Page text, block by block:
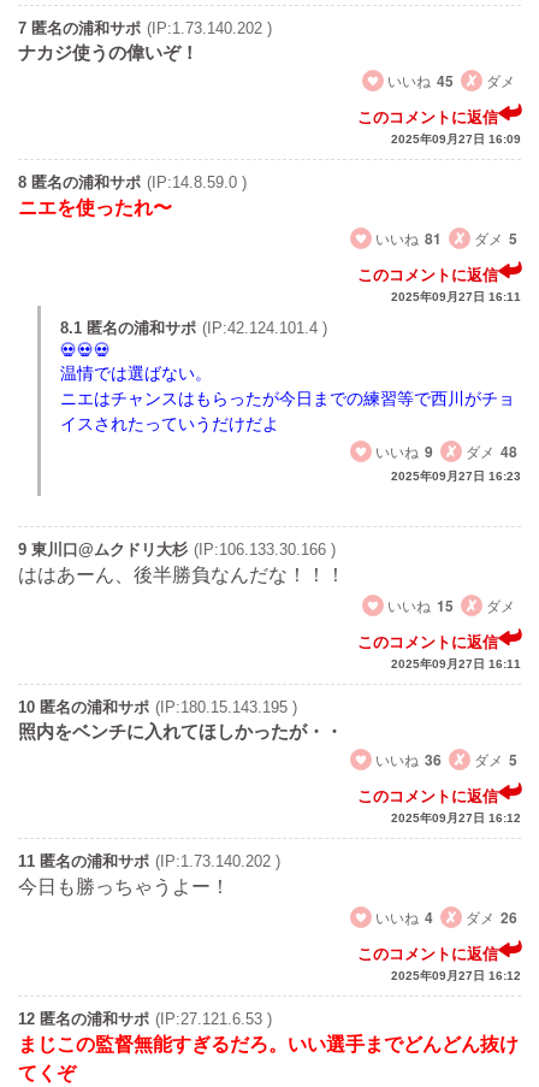
7 匿名の浦和サポ (IP:1.73.140.202 )
ナカジ使うの偉いぞ！
いいね 45 ダメ
このコメントに返信
2025年09月27日 16:09
8 匿名の浦和サポ (IP:14.8.59.0 )
ニエを使ったれ〜
いいね 81 ダメ 5
このコメントに返信
2025年09月27日 16:11
8.1 匿名の浦和サポ (IP:42.124.101.4 )
温情では選ばない。
ニエはチャンスはもらったが今日までの練習等で西川がチョ
イスされたっていうだけだよ
いいね 9 ダメ 48
2025年09月27日 16:23
9 東川口@ムクドリ大杉 (IP:106.133.30.166 )
ははあーん、後半勝負なんだな！！！
いいね 15 ダメ
このコメントに返信
2025年09月27日 16:11
10 匿名の浦和サポ (IP:180.15.143.195 )
照内をベンチに入れてほしかったが・・
いいね 36 ダメ 5
このコメントに返信
2025年09月27日 16:12
11 匿名の浦和サポ (IP:1.73.140.202 )
今日も勝っちゃうよー！
いいね 4 ダメ 26
このコメントに返信
2025年09月27日 16:12
12 匿名の浦和サポ (IP:27.121.6.53 )
まじこの監督無能すぎるだろ。いい選手までどんどん抜け
てくぞ